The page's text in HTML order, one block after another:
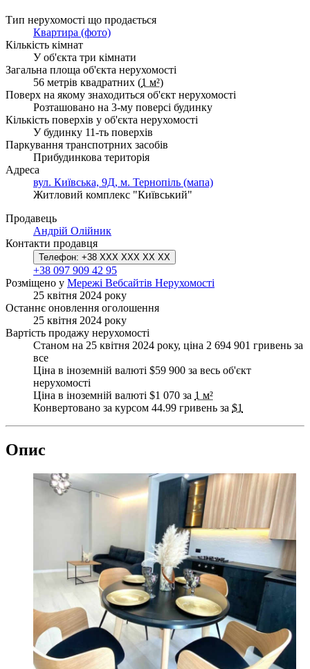
Тип нерухомості що продається
Квартира (фото)
Кількість кімнат
У об'єкта три кімнати
Загальна площа об'єкта нерухомості
56 метрів квадратних (1 м²)
Поверх на якому знаходиться об'єкт нерухомості
Розташовано на 3-му поверсі будинку
Кількість поверхів у об'єкта нерухомості
У будинку 11-ть поверхів
Паркування транспотрних засобів
Прибудинкова територія
Адреса
вул. Київська, 9Д, м. Тернопіль (мапа)
Житловий комплекс "Київський"
Продавець
Андрій Олійник
Контакти продавця
Телефон: +38 XXX XXX XX XX
+38 097 909 42 95
Розміщено у Мережі Вебсайтів Нерухомості
25 квітня 2024 року
Останнє оновлення оголошення
25 квітня 2024 року
Вартість продажу нерухомості
Станом на 25 квітня 2024 року, ціна 2 694 901 гривень за
все
Ціна в іноземній валюті $59 900 за весь об'єкт
нерухомості
Ціна в іноземній валюті $1 070 за 1 м²
Конвертовано за курсом 44.99 гривень за $1
Опис